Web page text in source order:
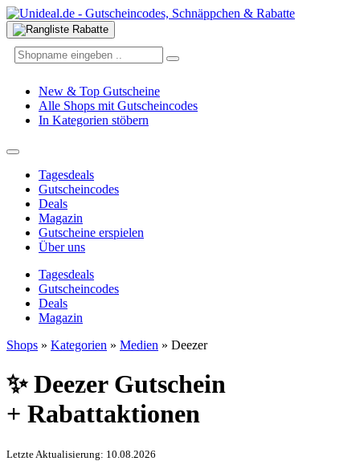
New & Top Gutscheine
Alle Shops mit Gutscheincodes
In Kategorien stöbern
Tagesdeals
Gutscheincodes
Deals
Magazin
Gutscheine erspielen
Über uns
Tagesdeals
Gutscheincodes
Deals
Magazin
Shops » Kategorien » Medien » Deezer
✨ Deezer Gutschein
+ Rabattaktionen
Letzte Aktualisierung: 10.08.2026